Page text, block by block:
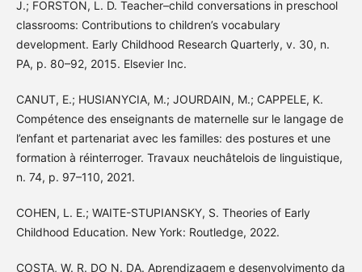
J.; FORSTON, L. D. Teacher–child conversations in preschool
classrooms: Contributions to children’s vocabulary
development. Early Childhood Research Quarterly, v. 30, n.
PA, p. 80–92, 2015. Elsevier Inc.
CANUT, E.; HUSIANYCIA, M.; JOURDAIN, M.; CAPPELE, K.
Compétence des enseignants de maternelle sur le langage de
l’enfant et partenariat avec les familles: des postures et une
formation à réinterroger. Travaux neuchâtelois de linguistique,
n. 74, p. 97–110, 2021.
COHEN, L. E.; WAITE-STUPIANSKY, S. Theories of Early
Childhood Education. New York: Routledge, 2022.
COSTA, W. R. DO N. DA. Aprendizagem e desenvolvimento da